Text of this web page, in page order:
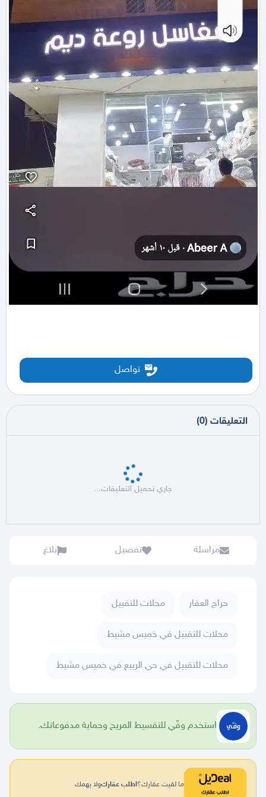
تواصل
التعليقات (
0
)
جاري تحميل التعليقات...
مراسلة تفضيل بلاغ
حراج العقار محلات للتقبيل
محلات للتقبيل في خميس مشيط
محلات للتقبيل في حي الربيع في خميس مشيط
استخدم وفّي للتقسيط المريح وحماية مدفوعاتك.
ما لقيت عقارك؟اطلب عقاركولا يهمك